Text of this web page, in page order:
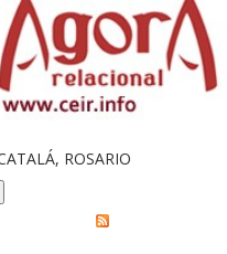
ROSARIO